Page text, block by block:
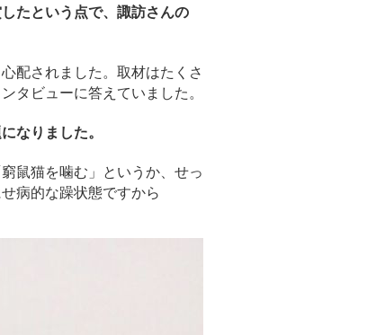
たという点で、諏訪さんの
配されました。取材はたくさ
タビューに答えていました。
なりました。
鼠猫を噛む」というか、せっ
病的な躁状態ですから